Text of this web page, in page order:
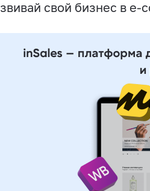
свой бизнес в e-